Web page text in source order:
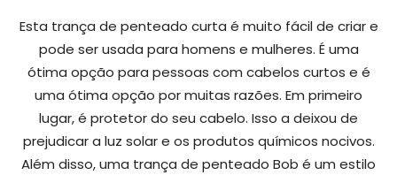
Esta trança de penteado curta é muito fácil de criar e
pode ser usada para homens e mulheres. É uma
ótima opção para pessoas com cabelos curtos e é
uma ótima opção por muitas razões. Em primeiro
lugar, é protetor do seu cabelo. Isso a deixou de
prejudicar a luz solar e os produtos químicos nocivos.
Além disso, uma trança de penteado Bob é um estilo